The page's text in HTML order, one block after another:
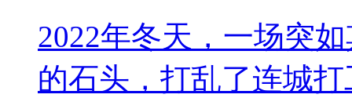
2022年冬天，一场突
的石头，打乱了连城